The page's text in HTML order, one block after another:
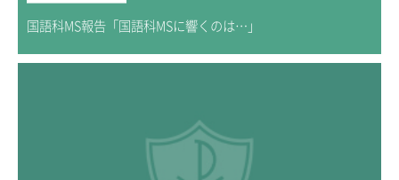
国語科MS報告「国語科MSに響くのは…」